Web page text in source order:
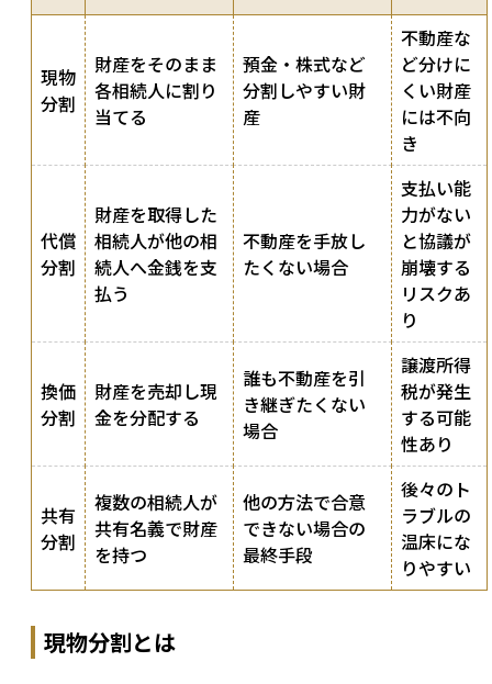
現物
分割
財産をそのまま
各相続人に割り
当てる
預金・株式など
分割しやすい財
産
不動産な
ど分けに
くい財産
には不向
き
代償
分割
財産を取得した
相続人が他の相
続人へ金銭を支
払う
不動産を手放し
たくない場合
支払い能
力がない
と協議が
崩壊する
リスクあ
り
換価
分割
財産を売却し現
金を分配する
誰も不動産を引
き継ぎたくない
場合
譲渡所得
税が発生
する可能
性あり
共有
分割
複数の相続人が
共有名義で財産
を持つ
他の方法で合意
できない場合の
最終手段
後々のト
ラブルの
温床にな
りやすい
現物分割とは